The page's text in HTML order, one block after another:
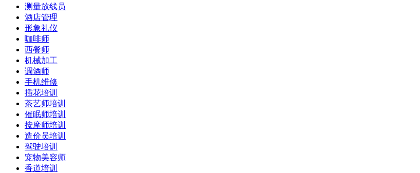
测量放线员
酒店管理
形象礼仪
咖啡师
西餐师
机械加工
调酒师
手机维修
插花培训
茶艺师培训
催眠师培训
按摩师培训
造价员培训
驾驶培训
宠物美容师
香道培训